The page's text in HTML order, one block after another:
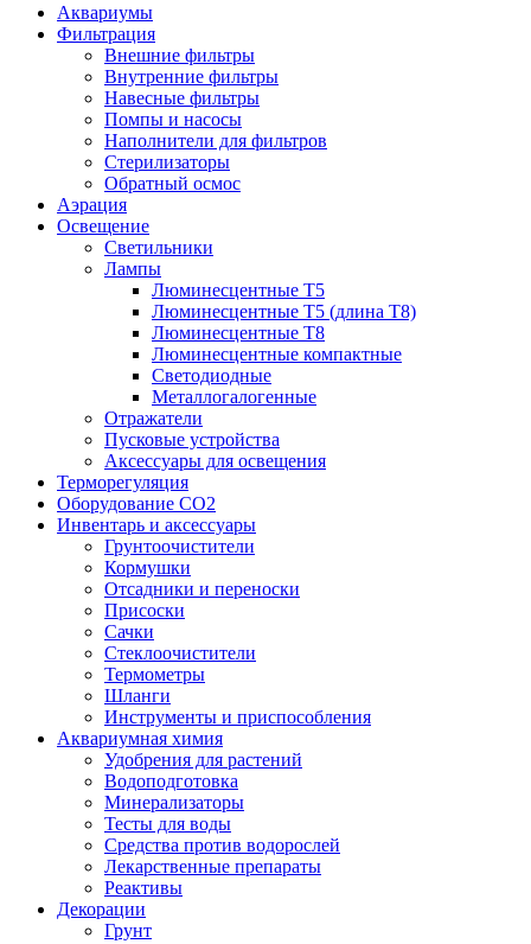
Аквариумы
Фильтрация
Внешние фильтры
Внутренние фильтры
Навесные фильтры
Помпы и насосы
Наполнители для фильтров
Стерилизаторы
Обратный осмос
Аэрация
Освещение
Светильники
Лампы
Люминесцентные T5
Люминесцентные T5 (длина T8)
Люминесцентные T8
Люминесцентные компактные
Светодиодные
Металлогалогенные
Отражатели
Пусковые устройства
Аксессуары для освещения
Терморегуляция
Оборудование CO2
Инвентарь и аксессуары
Грунтоочистители
Кормушки
Отсадники и переноски
Присоски
Сачки
Стеклоочистители
Термометры
Шланги
Инструменты и приспособления
Аквариумная химия
Удобрения для растений
Водоподготовка
Минерализаторы
Тесты для воды
Средства против водорослей
Лекарственные препараты
Реактивы
Декорации
Грунт